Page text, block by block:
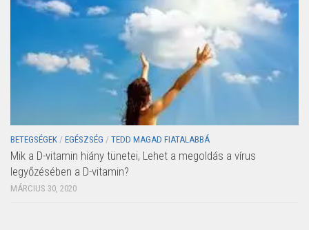
BETEGSÉGEK / EGÉSZSÉG / TEDD MAGAD FIATALABBÁ
Mik a D-vitamin hiány tünetei, Lehet a megoldás a vírus
legyőzésében a D-vitamin?
MÁRCIUS 30, 2020